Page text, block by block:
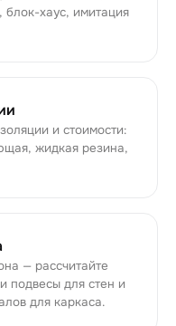
блок-хаус, имитация
и стоимости:
жидкая резина,
— рассчитайте
подвесы для стен и
для каркаса.